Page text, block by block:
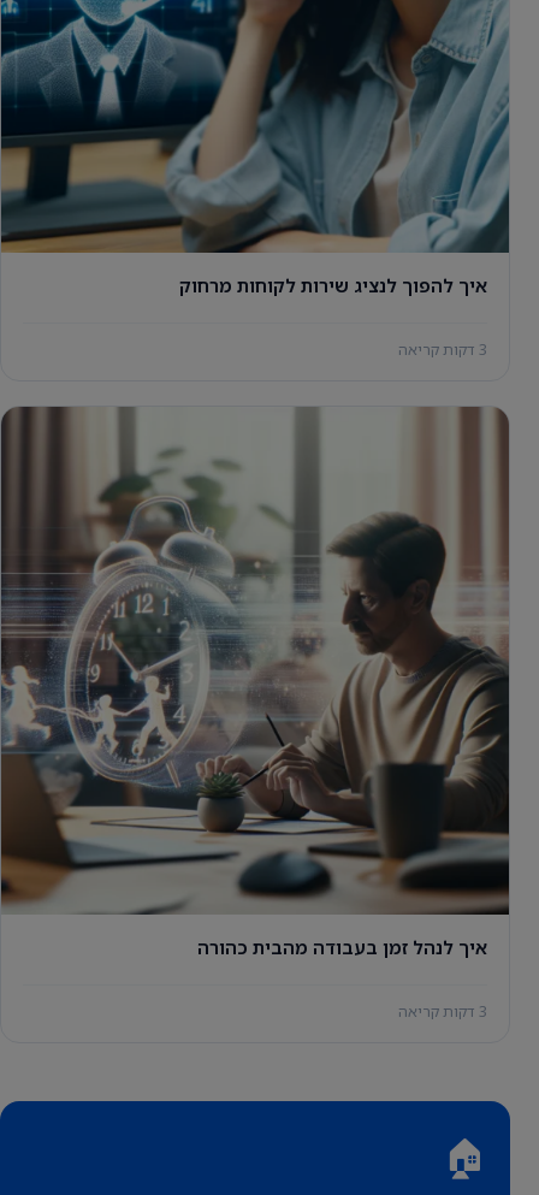
איך להפוך לנציג שירות לקוחות מרחוק
3 דקות קריאה
איך לנהל זמן בעבודה מהבית כהורה
3 דקות קריאה
🏠